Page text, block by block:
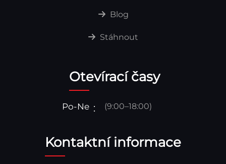
Blog
Stáhnout
Otevírací časy
Po-Ne (9:00–18:00)
Kontaktní informace